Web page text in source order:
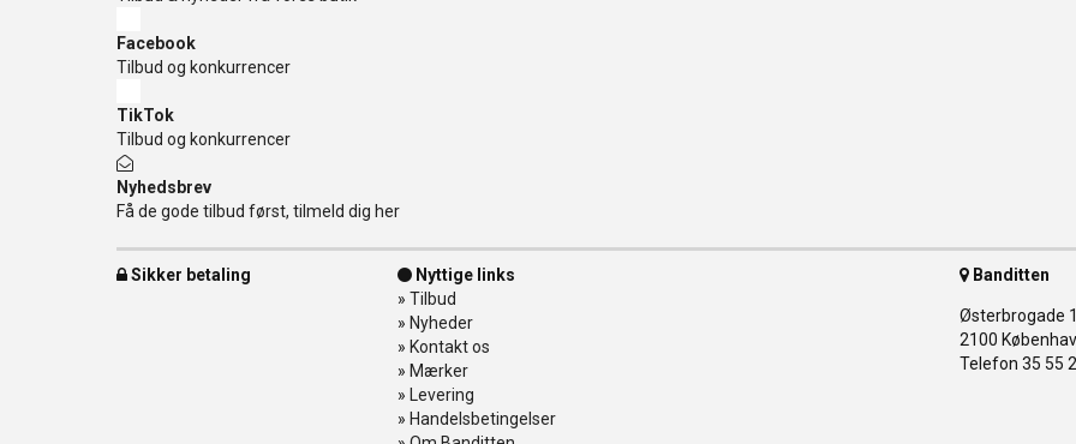
Facebook
Tilbud og konkurrencer
TikTok
Tilbud og konkurrencer
Nyhedsbrev
Få de gode tilbud først, tilmeld dig her
Sikker betaling
Nyttige links
» Tilbud
» Nyheder
» Kontakt os
» Mærker
» Levering
» Handelsbetingelser
Banditten
Østerbrogade
2100
Telefon 35 55